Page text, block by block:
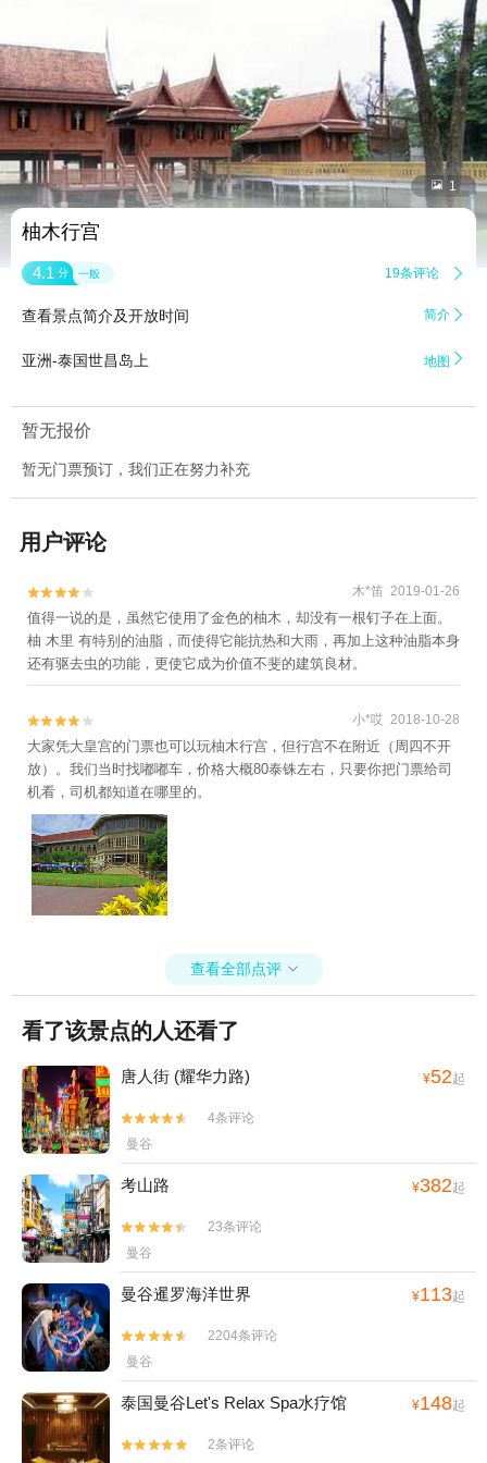
 1
柚木行宫
4.1 分 一般 19条评论 
查看景点简介及开放时间 简介 
亚洲-泰国世昌岛上 地图 
暂无报价
暂无门票预订，我们正在努力补充
用户评论

 木*笛 2019-01-26
值得一说的是，虽然它使用了金色的柚木，却没有一根钉子在上面。
柚 木里 有特别的油脂，而使得它能抗热和大雨，再加上这种油脂本身
还有驱去虫的功能，更使它成为价值不斐的建筑良材。

 小*哎 2018-10-28
大家凭大皇宫的门票也可以玩柚木行宫，但行宫不在附近（周四不开
放）。我们当时找嘟嘟车，价格大概80泰铢左右，只要你把门票给司
机看，司机都知道在哪里的。
查看全部点评 
看了该景点的人还看了
唐人街 (耀华力路) ¥52起


4条评论
曼谷
考山路 ¥382起


23条评论
曼谷
曼谷暹罗海洋世界 ¥113起


2204条评论
曼谷
泰国曼谷Let's Relax Spa水疗馆 ¥148起


2条评论